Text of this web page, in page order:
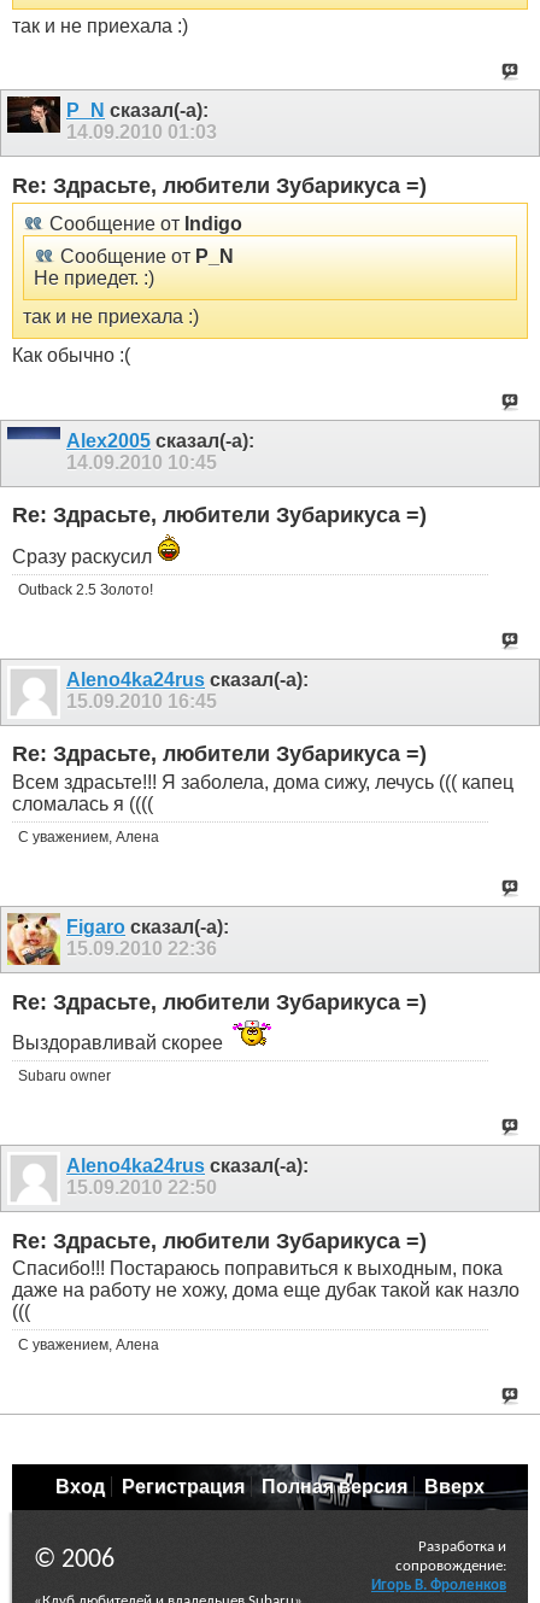
так и не приехала :)
P_N сказал(-а):
14.09.2010 01:03
Re: Здрасьте, любители Зубарикуса =)
Сообщение от Indigo
Сообщение от P_N
Не приедет. :)
так и не приехала :)
Как обычно :(
Alex2005 сказал(-а):
14.09.2010 10:45
Re: Здрасьте, любители Зубарикуса =)
Сразу раскусил
Outback 2.5 Золото!
Aleno4ka24rus сказал(-а):
15.09.2010 16:45
Re: Здрасьте, любители Зубарикуса =)
Всем здрасьте!!! Я заболела, дома сижу, лечусь ((( капец
сломалась я ((((
С уважением, Алена
Figaro сказал(-а):
15.09.2010 22:36
Re: Здрасьте, любители Зубарикуса =)
Выздоравливай скорее
Subaru owner
Aleno4ka24rus сказал(-а):
15.09.2010 22:50
Re: Здрасьте, любители Зубарикуса =)
Спасибо!!! Постараюсь поправиться к выходным, пока
даже на работу не хожу, дома еще дубак такой как назло
(((
С уважением, Алена
Вход Регистрация Полная версия Вверх
© 2006
Разработка и
сопровождение:
Игорь В. Фроленков